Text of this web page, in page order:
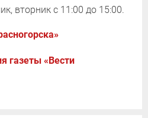
вторник с 11:00 до 15:00.
газеты «Вести